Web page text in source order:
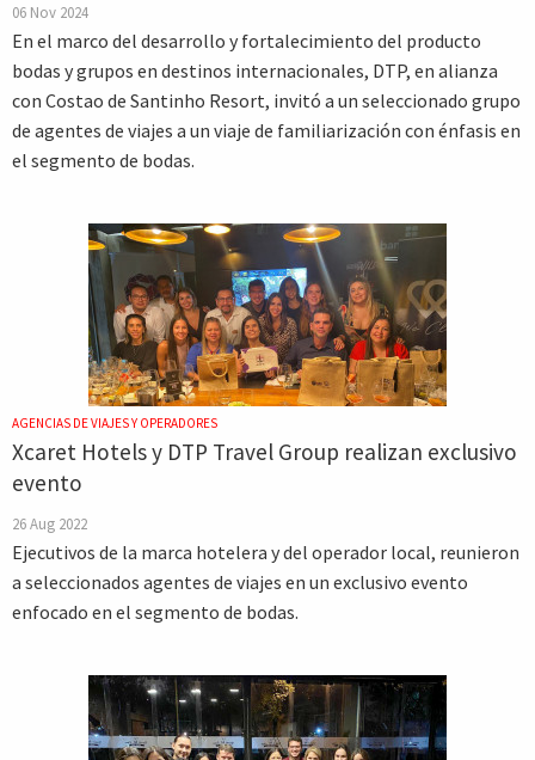
06 Nov 2024
En el marco del desarrollo y fortalecimiento del producto
bodas y grupos en destinos internacionales, DTP, en alianza
con Costao de Santinho Resort, invitó a un seleccionado grupo
de agentes de viajes a un viaje de familiarización con énfasis en
el segmento de bodas.
AGENCIAS DE VIAJES Y OPERADORES
Xcaret Hotels y DTP Travel Group realizan exclusivo
evento
26 Aug 2022
Ejecutivos de la marca hotelera y del operador local, reunieron
a seleccionados agentes de viajes en un exclusivo evento
enfocado en el segmento de bodas.